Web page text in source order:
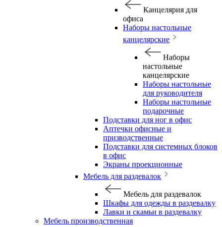
Канцелярия для
офиса
Наборы настольные
канцелярские
Наборы
настольные
канцелярские
Наборы настольные
для руководителя
Наборы настольные
подарочные
Подставки для ног в офис
Аптечки офисные и
призводственные
Подставки для системных блоков
в офис
Экраны проекционные
Мебель для раздевалок
Мебель для раздевалок
Шкафы для одежды в раздевалку
Лавки и скамьи в раздевалку
Мебель производственная